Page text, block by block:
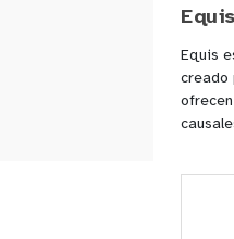
Equis
creado